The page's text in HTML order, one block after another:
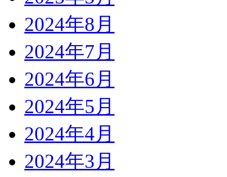
2024年8月
2024年7月
2024年6月
2024年5月
2024年4月
2024年3月